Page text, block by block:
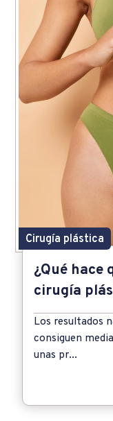
¿Qué hace
cirugía
Los resultados
consiguen
unas pr...
Cirugía plástica